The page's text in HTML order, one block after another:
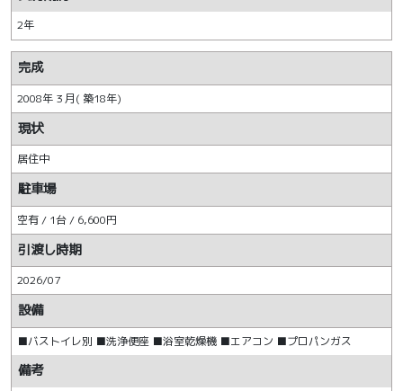
2年
完成
2008年 3 月( 築18年)
現状
居住中
駐車場
空有 / 1台 / 6,600円
引渡し時期
2026/07
設備
■バストイレ別 ■洗浄便座 ■浴室乾燥機 ■エアコン ■プロパンガス
備考